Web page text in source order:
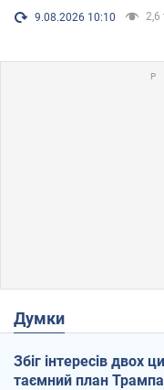
9.08.2026 10:10 2,6
Думки
Збіг інтересів двох
таємний план Трампа